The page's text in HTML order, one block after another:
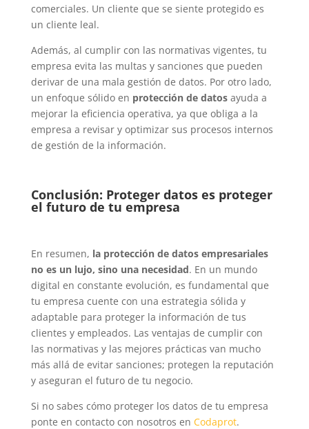
comerciales. Un cliente que se siente protegido es
un cliente leal.
Además, al cumplir con las normativas vigentes, tu
empresa evita las multas y sanciones que pueden
derivar de una mala gestión de datos. Por otro lado,
un enfoque sólido en protección de datosayuda a
mejorar la eficiencia operativa, ya que obliga a la
empresa a revisar y optimizar sus procesos internos
de gestión de la información.
Conclusión: Proteger datos es proteger
el futuro de tu empresa
En resumen, la protección de datos empresariales
no es un lujo, sino una necesidad. En un mundo
digital en constante evolución, es fundamental que
tu empresa cuente con una estrategia sólida y
adaptable para proteger la información de tus
clientes y empleados. Las ventajas de cumplir con
las normativas y las mejores prácticas van mucho
más allá de evitar sanciones; protegen la reputación
y aseguran el futuro de tu negocio.
Si no sabes cómo proteger los datos de tu empresa
ponte en contacto con nosotros en Codaprot.